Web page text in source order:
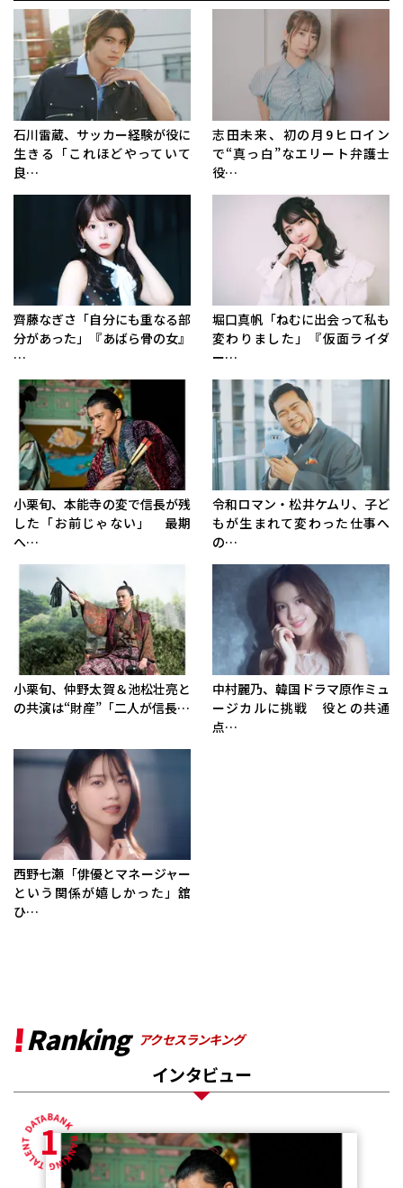
石川雷蔵、サッカー経験が役に
生きる「これほどやっていて
良…
志田未来、初の月9ヒロイン
で“真っ白”なエリート弁護士
役…
齊藤なぎさ「自分にも重なる部
分があった」『あばら骨の女』
…
堀口真帆「ねむに出会って私も
変わりました」『仮面ライダ
ー…
小栗旬、本能寺の変で信長が残
した「お前じゃない」 最期
へ…
令和ロマン・松井ケムリ、子ど
もが生まれて変わった仕事へ
の…
小栗旬、仲野太賀＆池松壮亮と
の共演は“財産”「二人が信長…
中村麗乃、韓国ドラマ原作ミュ
ージカルに挑戦 役との共通
点…
西野七瀬「俳優とマネージャー
という関係が嬉しかった」舘
ひ…
Ranking アクセスランキング
インタビュー
1